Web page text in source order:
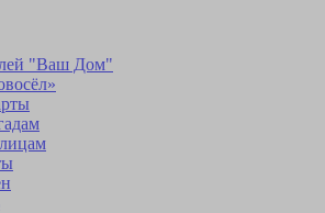
"Ваш Дом"